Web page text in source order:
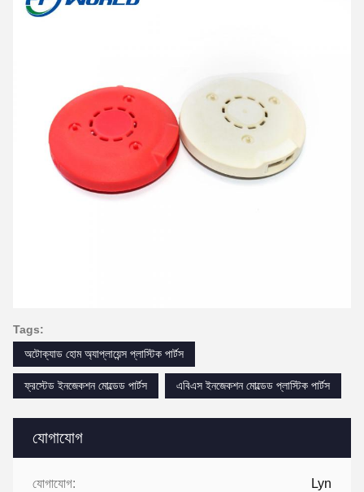
যোগাযোগ
যোগাযোগ: Lyn
Tags:
অটোক্যাড হোম অ্যাপ্লায়েন্স প্লাস্টিক পার্টস
ফ্রস্টেড ইনজেকশন মোল্ডেড পার্টস এবিএস ইনজেকশন মোল্ডেড প্লাস্টিক পার্টস